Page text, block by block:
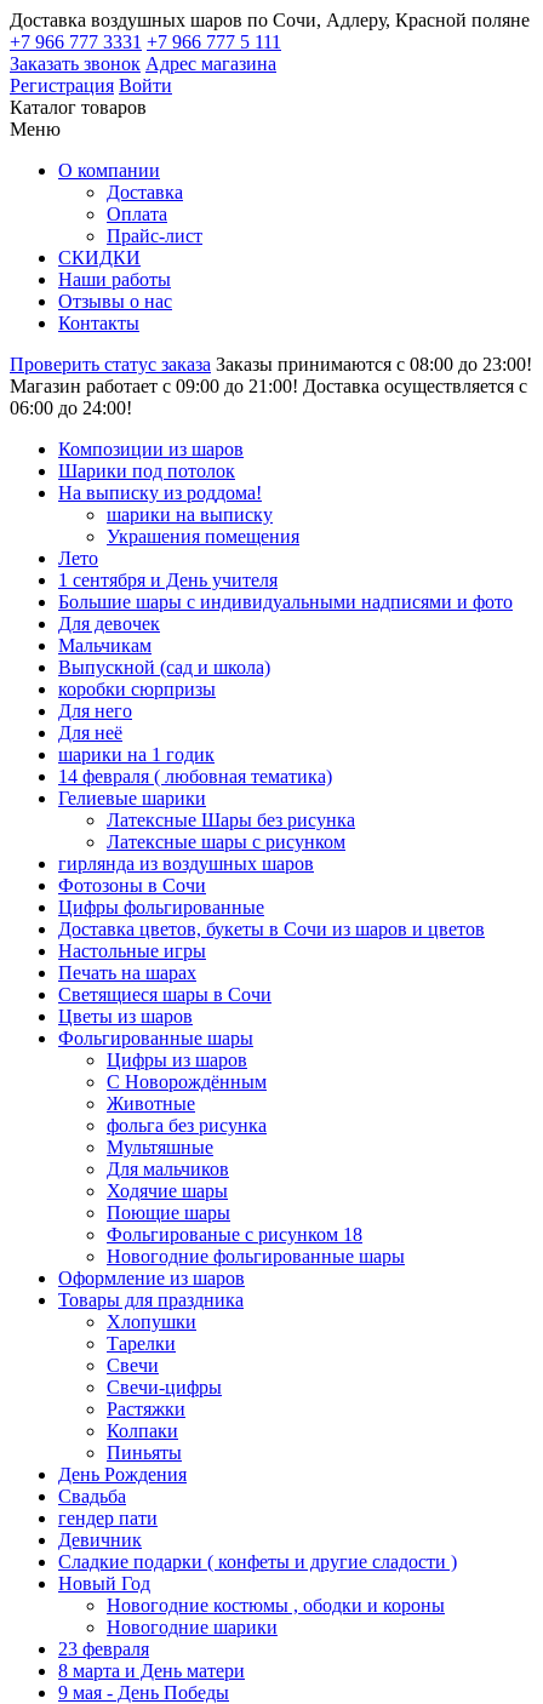
Доставка воздушных шаров по Сочи, Адлеру, Красной поляне
+7 966 777 3331 +7 966 777 5 111
Заказать звонок Адрес магазина
Регистрация Войти
Каталог товаров
Меню
О компании
Доставка
Оплата
Прайс-лист
СКИДКИ
Наши работы
Отзывы о нас
Контакты
Проверить статус заказа Заказы принимаются с 08:00 до 23:00!
Магазин работает с 09:00 до 21:00! Доставка осуществляется с
06:00 до 24:00!
Композиции из шаров
Шарики под потолок
На выписку из роддома!
шарики на выписку
Украшения помещения
Лето
1 сентября и День учителя
Большие шары с индивидуальными надписями и фото
Для девочек
Мальчикам
Выпускной (сад и школа)
коробки сюрпризы
Для него
Для неё
шарики на 1 годик
14 февраля ( любовная тематика)
Гелиевые шарики
Латексные Шары без рисунка
Латексные шары с рисунком
гирлянда из воздушных шаров
Фотозоны в Сочи
Цифры фольгированные
Доставка цветов, букеты в Сочи из шаров и цветов
Настольные игры
Печать на шарах
Светящиеся шары в Сочи
Цветы из шаров
Фольгированные шары
Цифры из шаров
С Новорождённым
Животные
фольга без рисунка
Мультяшные
Для мальчиков
Ходячие шары
Поющие шары
Фольгированые с рисунком 18
Новогодние фольгированные шары
Оформление из шаров
Товары для праздника
Хлопушки
Тарелки
Свечи
Свечи-цифры
Растяжки
Колпаки
Пиньяты
День Рождения
Свадьба
гендер пати
Девичник
Сладкие подарки ( конфеты и другие сладости )
Новый Год
Новогодние костюмы , ободки и короны
Новогодние шарики
23 февраля
8 марта и День матери
9 мая - День Победы